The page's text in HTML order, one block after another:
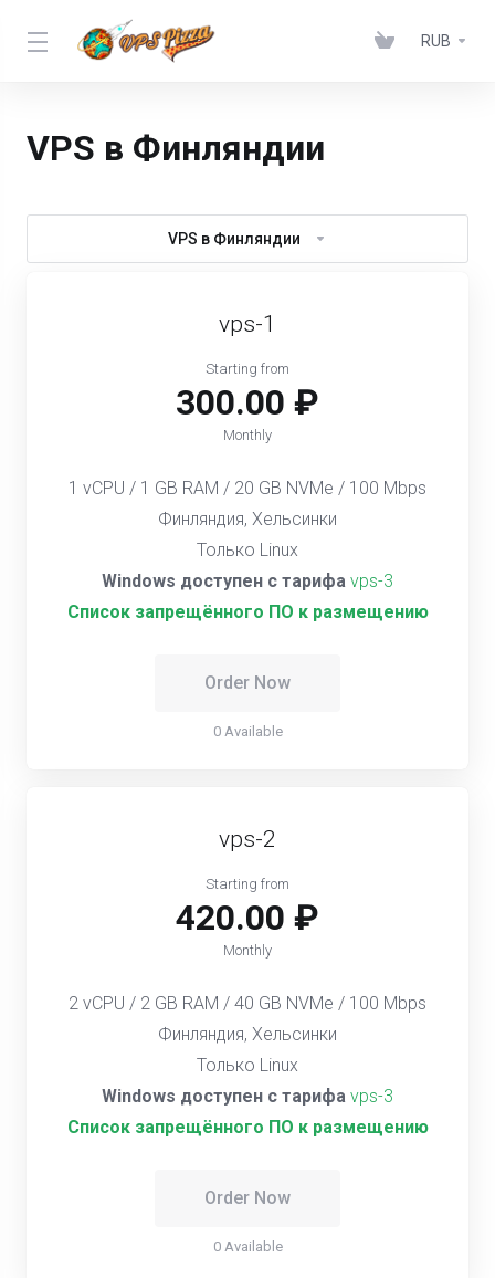
RUB
VPS в Финляндии
VPS в Финляндии
vps-1
Starting from
300.00 ₽
Monthly
1 vCPU / 1 GB RAM / 20 GB NVMe / 100 Mbps
Финляндия, Хельсинки
Только Linux
Windows доступен с тарифа vps-3
Список запрещённого ПО к размещению
Order Now
0 Available
vps-2
Starting from
420.00 ₽
Monthly
2 vCPU / 2 GB RAM / 40 GB NVMe / 100 Mbps
Финляндия, Хельсинки
Только Linux
Windows доступен с тарифа vps-3
Список запрещённого ПО к размещению
Order Now
0 Available